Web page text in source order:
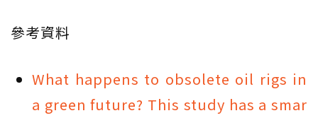
參考資料
What happens to obsolete oil rigs in
a green future? This study has a smar